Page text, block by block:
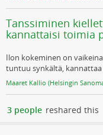
Tanssiminen
kannattaisi toimia
Ilon kokeminen on
tuntuu synkältä, kannattaa
Maaret Kallio (Helsingin
3 people reshared this